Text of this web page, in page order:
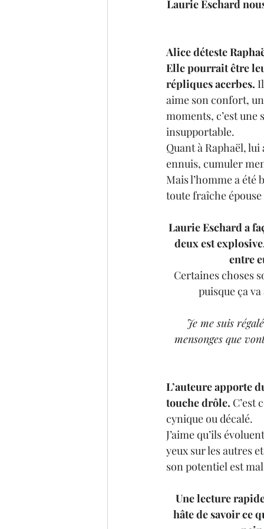
Laurie Eschard
Alice déteste
Elle pourrait être
répliques acerbes.
aime son confort,
moments, c’est
insupportable.
Quant à Raphaël,
ennuis, cumuler
Mais l’homme a été
toute fraîche
Laurie Eschard a
deux est
entre
Certaines choses
puisque ça
Je me suis
mensonges que
L’auteure apporte
touche drôle. C’est
cynique ou décalé.
J’aime qu’ils
yeux sur les autres
son potentiel est
Une lecture
hâte de savoir ce